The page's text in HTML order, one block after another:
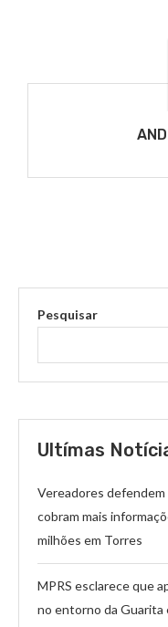
Pesquisar
Ultímas
Vereadores
cobram mais
milhões em Torres
MPRS esclarece que
no entorno da Guarita